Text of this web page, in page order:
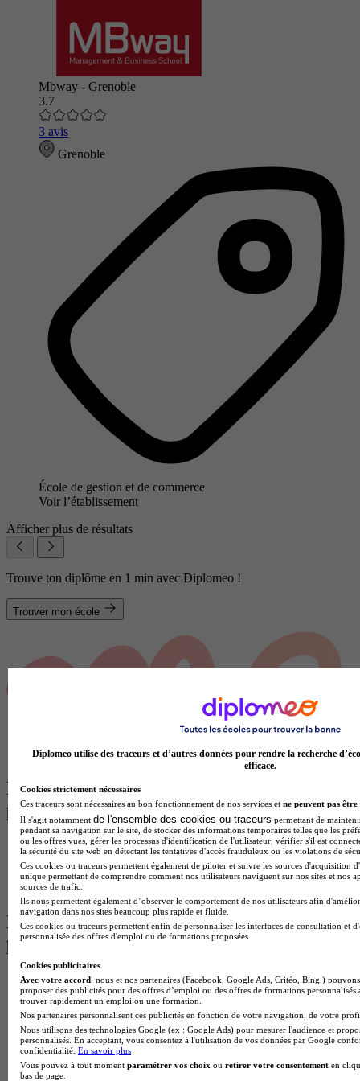
Mbway - Grenoble
3.7
3 avis
Grenoble
École de gestion et de commerce
Voir l’établissement
Afficher plus de résultats
Trouve ton diplôme en 1 min avec Diplomeo !
Trouver mon école
Les Ecoles des métiers de l'immobilier
proches de Grenoble
Ecoles d'Immobilier à Lyon
Ecoles d'Immobilier à Annecy
Ecole d'Immobilier à Montélimar
Ecoles d'Immobilier à Chambéry
Les Ecoles des métiers de l'immobilier
par ville les plus recherchées
Ecoles d'Immobilier à Lyon
Ecoles d'Immobilier à Paris
Ecoles d'Immobilier à Montpellier
Ecole d'Immobilier à Niort
Ecole d'Immobilier à Antibes
Ecoles d'Immobilier à Bordeaux
Ecoles d'Immobilier à Lille
Diplomeo utilise des traceurs et d’autres données pour rendre la recherche
efficace.
Cookies strictement nécessaires
Ces traceurs sont nécessaires au bon fonctionnement de nos services et ne peuvent pas être
Il s'agit notamment de l'ensemble des cookies ou traceurs permettant de
pendant sa navigation sur le site, de stocker des informations temporaires telles que les
ou les offres vues, gérer les processus d'identification de l'utilisateur, vérifier s'il est
la sécurité du site web en détectant les tentatives d'accès frauduleux ou les violations de
Ces cookies ou traceurs permettent également de piloter et suivre les sources d'acquisition
unique permettant de comprendre comment nos utilisateurs naviguent sur nos sites et nos
sources de trafic.
Ils nous permettent également d’observer le comportement de nos utilisateurs afin
navigation dans nos sites beaucoup plus rapide et fluide.
Ces cookies ou traceurs permettent enfin de personnaliser les interfaces de consultation et
personnalisée des offres d'emploi ou de formations proposées.
Cookies publicitaires
Avec votre accord , nous et nos partenaires (Facebook, Google Ads, Critéo, Bing,)
proposer des publicités pour des offres d’emploi ou des offres de formations
trouver rapidement un emploi ou une formation.
Nos partenaires personnalisent ces publicités en fonction de votre navigation, de votre
Nous utilisons des technologies Google (ex : Google Ads) pour mesurer l'audience et
personnalisés. En acceptant, vous consentez à l'utilisation de vos données par Google
confidentialité. En savoir plus
Vous pouvez à tout moment paramétrer vos choix ou retirer votre consentement en
bas de page.